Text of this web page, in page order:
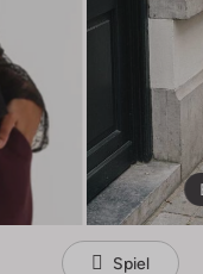
Spiel